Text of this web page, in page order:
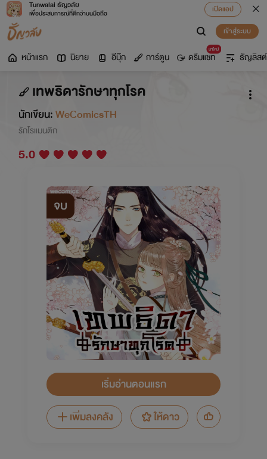
Tunwalai ธัญวลัย
เพื่อประสบการณ์ที่ดีกว่าบนมือถือ
เปิดแอป
เข้าสู่ระบบ
หน้าแรก นิยาย อีบุ๊ก การ์ตูน
มาใหม่
ดรีมแชท ธัญลิสต์
เทพธิดารักษาทุกโรค
นักเขียน:WeComicsTH
รักโรแมนติก
5.0
จบ
เริ่มอ่านตอนแรก
เพิ่มลงคลัง
ให้ดาว